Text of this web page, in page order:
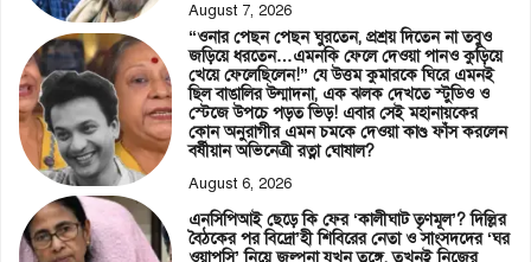
August 7, 2026
“ওনার পেছন পেছন ঘুরতেন, প্রশ্রয় দিতেন না তবুও
জড়িয়ে ধরতেন…এমনকি ফেলে দেওয়া পানও কুড়িয়ে
খেয়ে ফেলেছিলেন!” যে উত্তম কুমারকে ঘিরে এমনই
ছিল বাঙালির উন্মাদনা, এক ঝলক দেখতে স্টুডিও ও
স্টেজে উপচে পড়ত ভিড়! এবার সেই মহানায়কের
কোন অনুরাগীর এমন চমকে দেওয়া কাণ্ড ফাঁস করলেন
বর্ষীয়ান অভিনেত্রী রত্না ঘোষাল?
August 6, 2026
এনসিপিআই ছেড়ে কি ফের ‘কালীঘাট তৃণমূল’? দিল্লির
বৈঠকের পর বিদ্রো’হী শিবিরের নেতা ও সাংসদদের ‘ঘর
ওয়াপসি’ নিয়ে জল্পনা যখন তুঙ্গে, তখনই নিজের